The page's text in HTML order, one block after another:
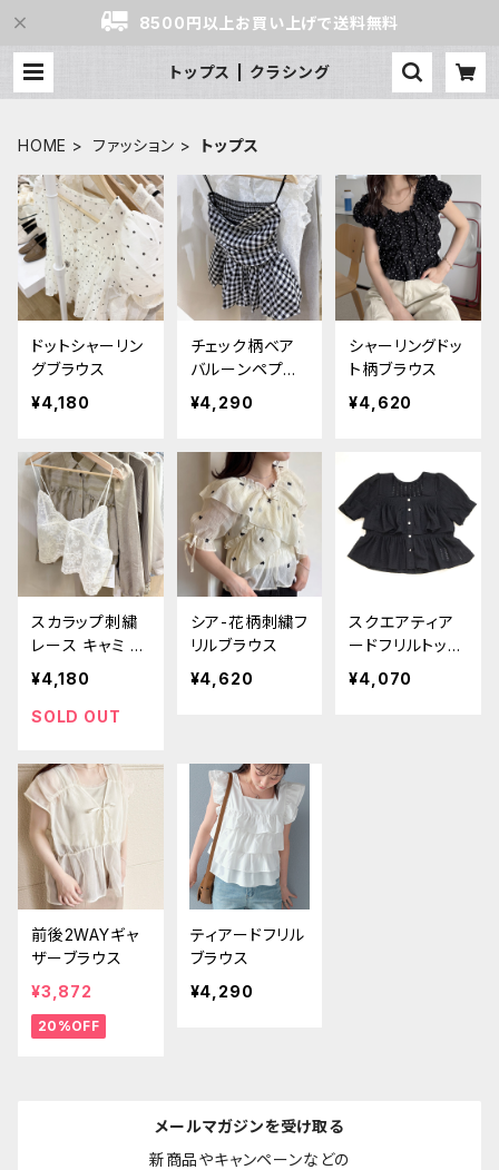
8500円以上お買い上げで送料無料
トップス | クラシング
HOME ファッション トップス
ドットシャーリン
グブラウス
¥4,180
チェック柄ベア
バルーンペプラ
ムビスチェ
¥4,290
シャーリングドッ
ト柄ブラウス
¥4,620
スカラップ刺繍
レース キャミ ビ
スチェ
¥4,180
SOLD OUT
シア-花柄刺繍フ
リルブラウス
¥4,620
スクエアティア
ードフリルトップ
ス
¥4,070
前後2WAYギャ
ザーブラウス
¥3,872
20%OFF
ティアードフリル
ブラウス
¥4,290
メールマガジンを受け取る
新商品やキャンペーンなどの